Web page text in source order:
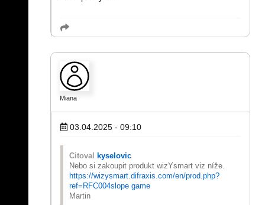
Miana
03.04.2025 - 09:10
Citoval
kyselovic
Nebo si zakoupit produkt wizYsmart viz níže.
https://wizysmart.difraxis.com/en/prod.php?
ref=RFC004slope game
Martin